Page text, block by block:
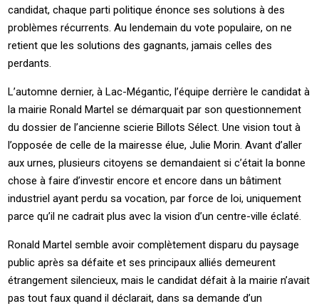
candidat, chaque parti politique énonce ses solutions à des
problèmes récurrents. Au lendemain du vote populaire, on ne
retient que les solutions des gagnants, jamais celles des
perdants.
L’automne dernier, à Lac-Mégantic, l’équipe derrière le candidat à
la mairie Ronald Martel se démarquait par son questionnement
du dossier de l’ancienne scierie Billots Sélect. Une vision tout à
l’opposée de celle de la mairesse élue, Julie Morin. Avant d’aller
aux urnes, plusieurs citoyens se demandaient si c’était la bonne
chose à faire d’investir encore et encore dans un bâtiment
industriel ayant perdu sa vocation, par force de loi, uniquement
parce qu’il ne cadrait plus avec la vision d’un centre-ville éclaté.
Ronald Martel semble avoir complètement disparu du paysage
public après sa défaite et ses principaux alliés demeurent
étrangement silencieux, mais le candidat défait à la mairie n’avait
pas tout faux quand il déclarait, dans sa demande d’un